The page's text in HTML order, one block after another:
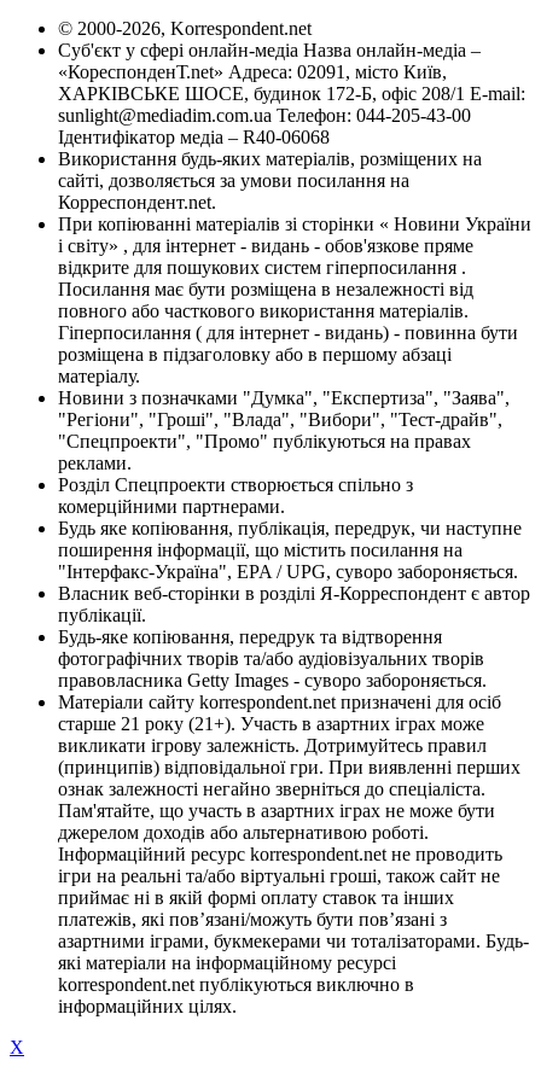
© 2000-2026, Korrespondent.net
Суб'єкт у сфері онлайн-медіа Назва онлайн-медіа –
«КореспонденТ.net» Адреса: 02091, місто Київ,
ХАРКІВСЬКЕ ШОСЕ, будинок 172-Б, офіс 208/1 E-mail:
sunlight@mediadim.com.ua Телефон: 044-205-43-00
Ідентифікатор медіа – R40-06068
Використання будь-яких матеріалів, розміщених на
сайті, дозволяється за умови посилання на
Корреспондент.net.
При копіюванні матеріалів зі сторінки « Новини України
і світу» , для інтернет - видань - обов'язкове пряме
відкрите для пошукових систем гіперпосилання .
Посилання має бути розміщена в незалежності від
повного або часткового використання матеріалів.
Гіперпосилання ( для інтернет - видань) - повинна бути
розміщена в підзаголовку або в першому абзаці
матеріалу.
Новини з позначками "Думка", "Експертиза", "Заява",
"Регіони", "Гроші", "Влада", "Вибори", "Тест-драйв",
"Спецпроекти", "Промо" публікуються на правах
реклами.
Розділ Спецпроекти створюється спільно з
комерційними партнерами.
Будь яке копіювання, публікація, передрук, чи наступне
поширення інформації, що містить посилання на
"Інтерфакс-Україна", EPA / UPG, суворо забороняється.
Власник веб-сторінки в розділі Я-Корреспондент є автор
публікації.
Будь-яке копіювання, передрук та відтворення
фотографічних творів та/або аудіовізуальних творів
правовласника Getty Images - суворо забороняється.
Матеріали сайту korrespondent.net призначені для осіб
старше 21 року (21+). Участь в азартних іграх може
викликати ігрову залежність. Дотримуйтесь правил
(принципів) відповідальної гри. При виявленні перших
ознак залежності негайно зверніться до спеціаліста.
Пам'ятайте, що участь в азартних іграх не може бути
джерелом доходів або альтернативою роботі.
Інформаційний ресурс korrespondent.net не проводить
ігри на реальні та/або віртуальні гроші, також сайт не
приймає ні в якій формі оплату ставок та інших
платежів, які пов’язані/можуть бути пов’язані з
азартними іграми, букмекерами чи тоталізаторами. Будь-
які матеріали на інформаційному ресурсі
korrespondent.net публікуються виключно в
інформаційних цілях.
X